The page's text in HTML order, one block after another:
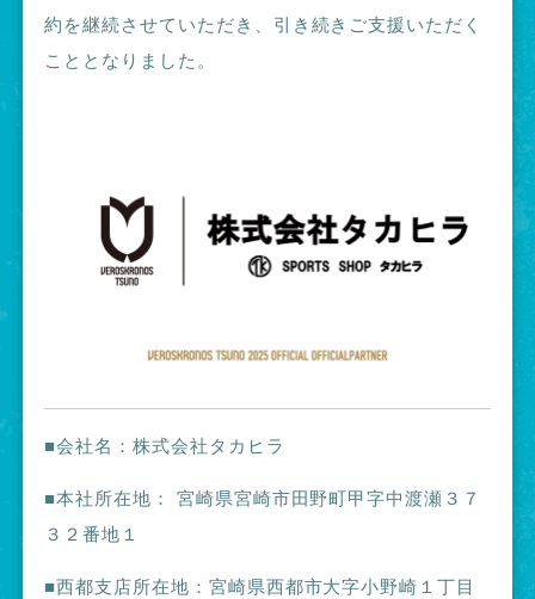
約を継続させていただき、引き続きご支援いただく
こととなりました。
■会社名：株式会社タカヒラ
■本社所在地： 宮崎県宮崎市田野町甲字中渡瀬３７
３２番地１
■西都支店所在地：宮崎県西都市大字小野崎１丁目